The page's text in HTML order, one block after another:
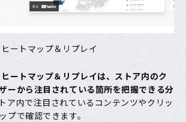
ートマップ＆リプレイ
ートマップ＆リプレイは、ストア内のク
ーから注目されている箇所を把握できる分
ア内で注目されているコンテンツやクリッ
プで確認できます。